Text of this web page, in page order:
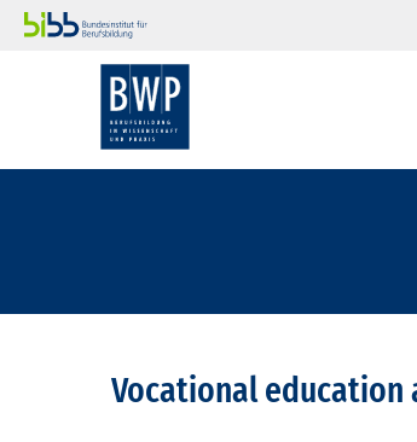
Vocational education